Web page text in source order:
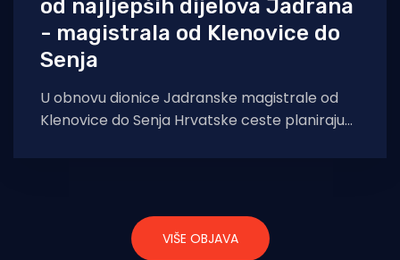
od najljepših dijelova Jadrana
- magistrala od Klenovice do
Senja
U obnovu dionice Jadranske magistrale od
Klenovice do Senja Hrvatske ceste planiraju
VIŠE OBJAVA